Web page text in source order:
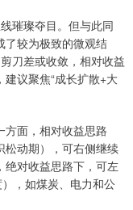
璀璨夺目。但与此同
了较为极致的微观结
刀差或收敛，相对收益
议聚焦“成长扩散+大
面，相对收益思路
松动期），可右侧继续
绝对收益思路下，可左
，如煤炭、电力和公